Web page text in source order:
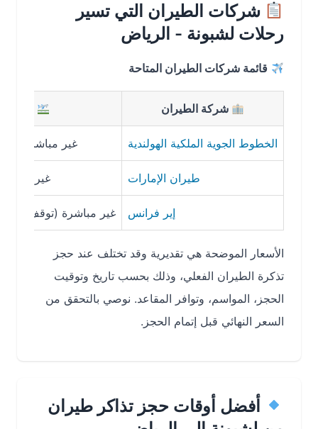
شركات الطيران التي تسير
رحلات لشبونة - الرياض
قائمة شركات الطيران المتاحة
شركة الطيران نوع الرحلة
الخطوط الجوية الملكية الهولندية غير مباشرة (توقف
طيران الإمارات غير مباشرة
إير فرانس غير مباشرة (توقف في
الأسعار الموضحة هي تقديرية وقد تختلف عند حجز
تذكرة الطيران الفعلي، وذلك بحسب تاريخ وتوقيت
الحجز، المواسم، وتوافر المقاعد. نوصي بالتحقق من
السعر النهائي قبل إتمام الحجز.
أفضل أوقات حجز تذاكر طيران